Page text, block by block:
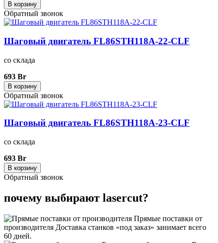
В корзину
Обратный звонок
Шаговый двигатель FL86STH118A-22-CLF
со склада
693 Br
В корзину
Обратный звонок
Шаговый двигатель FL86STH118A-23-CLF
со склада
693 Br
В корзину
Обратный звонок
почему выбирают lasercut?
Прямые поставки от
производителя Доставка станков «под заказ» занимает всего
60 дней.